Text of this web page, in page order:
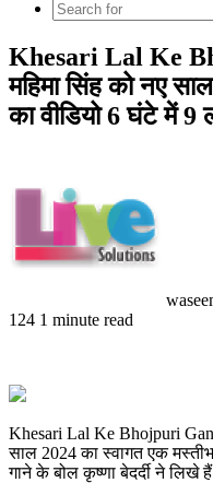
Khesari Lal Ke
महिमा सिंह को नए
का वीडियो 6 घंटे में 9
124 1 minute read
Khesari Lal Ke Bhojpuri
साल 2024 का स्वागत एक
गाने के बोल कृष्णा बेदर्दी ने लिखे